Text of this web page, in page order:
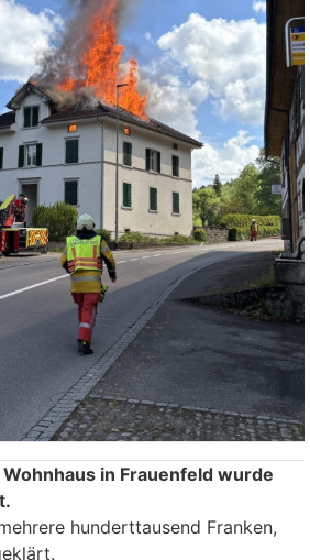
in Frauenfeld wurde
hunderttausend Franken,